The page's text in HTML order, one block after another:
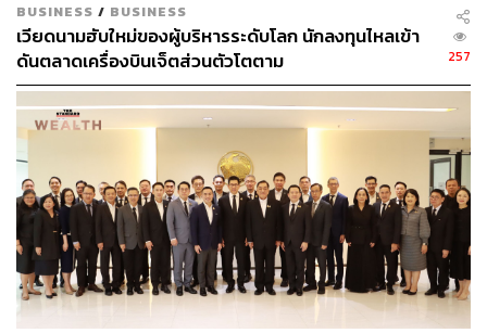
BUSINESS / BUSINESS
เวียดนามฮับใหม่ของผู้บริหารระดับโลก นักลงทุนไหลเข้า
ดันตลาดเครื่องบินเจ็ตส่วนตัวโตตาม
257